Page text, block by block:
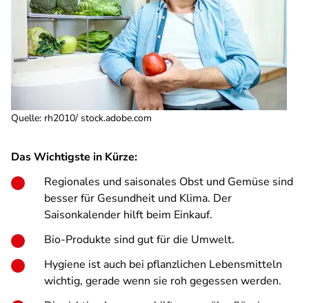
Quelle: rh2010/ stock.adobe.com
Das Wichtigste in Kürze:
Regionales und saisonales Obst und Gemüse sind
besser für Gesundheit und Klima. Der
Saisonkalender hilft beim Einkauf.
Bio-Produkte sind gut für die Umwelt.
Hygiene ist auch bei pflanzlichen Lebensmitteln
wichtig, gerade wenn sie roh gegessen werden.